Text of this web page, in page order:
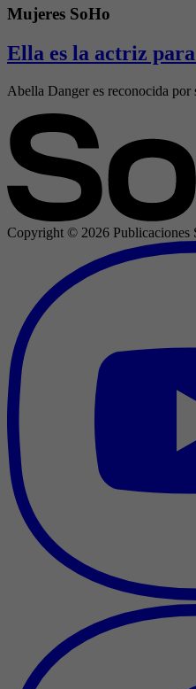
Mujeres SoHo
Ella es la actriz
Abella Danger es reconocida
Copyright © 2026 Publicaciones